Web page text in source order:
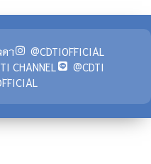
า
@CDTIOFFICIAL
CHANNEL
@CDTI